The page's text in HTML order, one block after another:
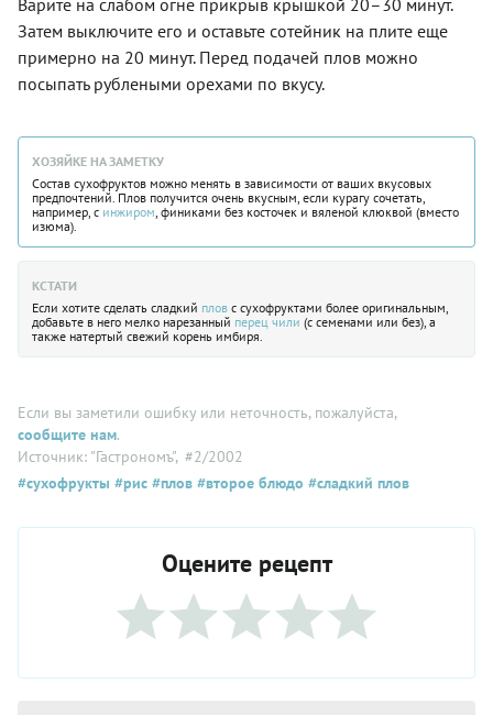
Затем выключите его и оставьте сотейник на плите еще
примерно на 20 минут. Перед подачей плов можно
посыпать рублеными орехами по вкусу.
ХОЗЯЙКЕ НА ЗАМЕТКУ
Состав сухофруктов можно менять в зависимости от ваших вкусовых
предпочтений. Плов получится очень вкусным, если курагу сочетать,
например, с инжиром , финиками без косточек и вяленой клюквой (вместо
изюма).
КСТАТИ
Если хотите сделать сладкий плов с сухофруктами более оригинальным,
добавьте в него мелко нарезанный перец чили (с семенами или без), а
также натертый свежий корень имбиря.
Если вы заметили ошибку или неточность, пожалуйста,
сообщите нам.
Источник: "Гастрономъ", #2/2002
#сухофрукты #рис #плов #второе блюдо #сладкий плов
Оцените рецепт